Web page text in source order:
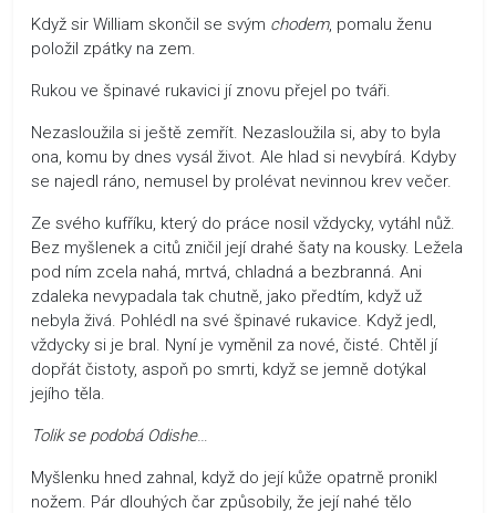
Když sir William skončil se svým chodem, pomalu ženu
položil zpátky na zem.
Rukou ve špinavé rukavici jí znovu přejel po tváři.
Nezasloužila si ještě zemřít. Nezasloužila si, aby to byla
ona, komu by dnes vysál život. Ale hlad si nevybírá. Kdyby
se najedl ráno, nemusel by prolévat nevinnou krev večer.
Ze svého kufříku, který do práce nosil vždycky, vytáhl nůž.
Bez myšlenek a citů zničil její drahé šaty na kousky. Ležela
pod ním zcela nahá, mrtvá, chladná a bezbranná. Ani
zdaleka nevypadala tak chutně, jako předtím, když už
nebyla živá. Pohlédl na své špinavé rukavice. Když jedl,
vždycky si je bral. Nyní je vyměnil za nové, čisté. Chtěl jí
dopřát čistoty, aspoň po smrti, když se jemně dotýkal
jejího těla.
Tolik se podobá Odishe…
Myšlenku hned zahnal, když do její kůže opatrně pronikl
nožem. Pár dlouhých čar způsobily, že její nahé tělo